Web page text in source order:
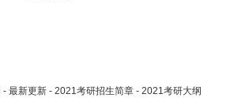
- 最新更新 - 2021考研招生简章 - 2021考研大纲